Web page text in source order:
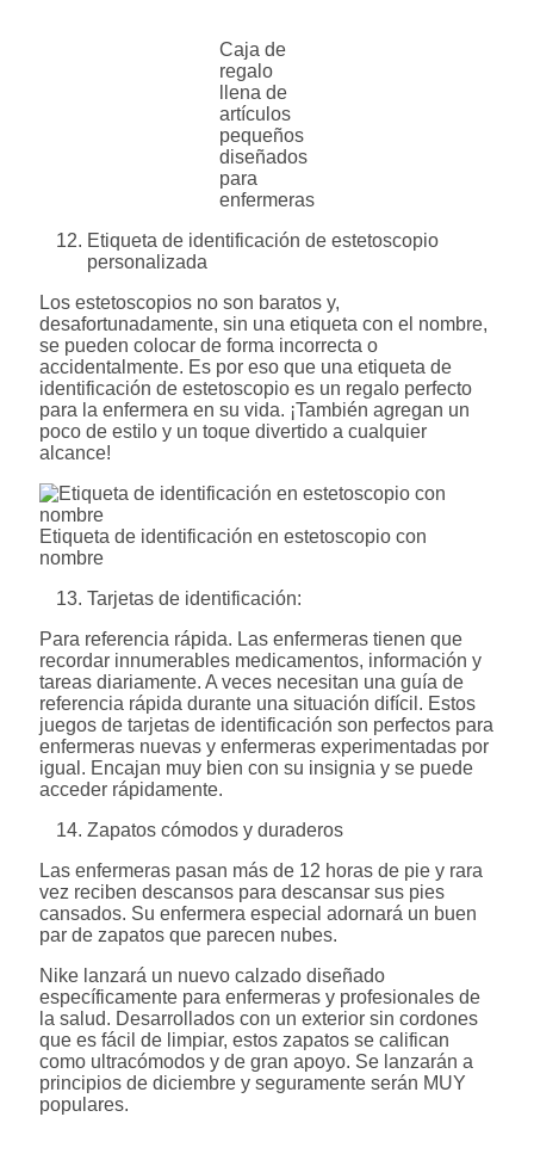
Caja de
regalo
llena de
artículos
pequeños
diseñados
para
enfermeras
Etiqueta de identificación de estetoscopio
personalizada
Los estetoscopios no son baratos y,
desafortunadamente, sin una etiqueta con el nombre,
se pueden colocar de forma incorrecta o
accidentalmente. Es por eso que una etiqueta de
identificación de estetoscopio es un regalo perfecto
para la enfermera en su vida. ¡También agregan un
poco de estilo y un toque divertido a cualquier
alcance!
Etiqueta de identificación en estetoscopio con
nombre
Tarjetas de identificación:
Para referencia rápida. Las enfermeras tienen que
recordar innumerables medicamentos, información y
tareas diariamente. A veces necesitan una guía de
referencia rápida durante una situación difícil. Estos
juegos de tarjetas de identificación son perfectos para
enfermeras nuevas y enfermeras experimentadas por
igual. Encajan muy bien con su insignia y se puede
acceder rápidamente.
Zapatos cómodos y duraderos
Las enfermeras pasan más de 12 horas de pie y rara
vez reciben descansos para descansar sus pies
cansados. Su enfermera especial adornará un buen
par de zapatos que parecen nubes.
Nike lanzará un nuevo calzado diseñado
específicamente para enfermeras y profesionales de
la salud. Desarrollados con un exterior sin cordones
que es fácil de limpiar, estos zapatos se califican
como ultracómodos y de gran apoyo. Se lanzarán a
principios de diciembre y seguramente serán MUY
populares.